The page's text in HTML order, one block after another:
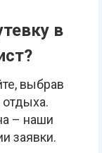
в
выбрав
– наши
заявки.